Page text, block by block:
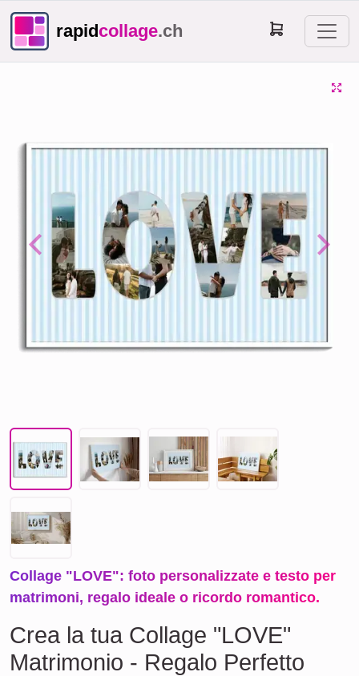
rapidcollage.ch
Previous Next
Collage "LOVE": foto personalizzate e testo per
matrimoni, regalo ideale o ricordo romantico.
Crea la tua Collage "LOVE"
Matrimonio - Regalo Perfetto